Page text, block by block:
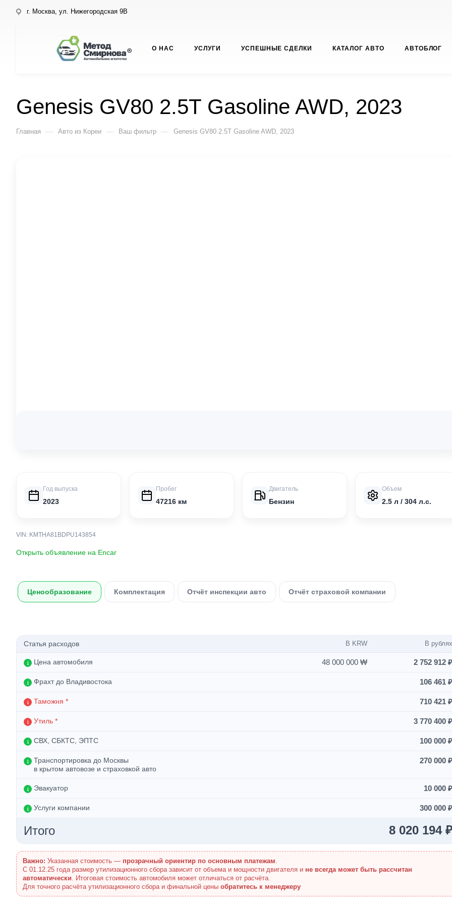
г. Москва, ул. Нижегородская 9В
О НАС УСЛУГИ УСПЕШНЫЕ СДЕЛКИ КАТАЛОГ АВТО АВТОБЛОГ
Genesis GV80 2.5T Gasoline AWD, 2023
Главная — Авто из Кореи — Ваш фильтр — Genesis GV80 2.5T Gasoline AWD, 2023
Год выпуска
2023
Пробег
47216 км
Двигатель
Бензин
Объем
2.5 л / 304 л.с.
VIN: KMTHA81BDPU143854
Открыть объявление на Encar
Ценообразование Комплектация Отчёт инспекции авто Отчёт страховой компании
Статья расходов В KRW В рублях
Цена автомобиля 48 000 000 ₩ 2 752 912 ₽
Фрахт до Владивостока 106 461 ₽
Таможня * 710 421 ₽
Утиль * 3 770 400 ₽
СВХ, СБКТС, ЭПТС 100 000 ₽
Транспортировка до Москвы
в крытом автовозе и страховкой авто
270 000 ₽
Эвакуатор 10 000 ₽
Услуги компании 300 000 ₽
Итого 8 020 194 ₽
Важно: Указанная стоимость — прозрачный ориентир по основным платежам.
С 01.12.25 года размер утилизационного сбора зависит от объема и мощности двигателя и не всегда может быть рассчитан
автоматически. Итоговая стоимость автомобиля может отличаться от расчёта.
Для точного расчёта утилизационного сбора и финальной цены обратитесь к менеджеру